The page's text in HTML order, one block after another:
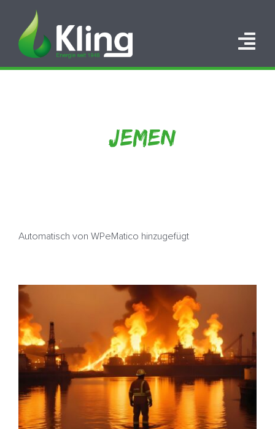
springen
JEMEN
Automatisch von WPeMatico hinzugefügt
Angst vor Eskalation in Nahost – Ölpreise legen leicht
zu – Heizölpreise fallen weiter
Gaza HeizölNews Huthi Israel Jemen USA